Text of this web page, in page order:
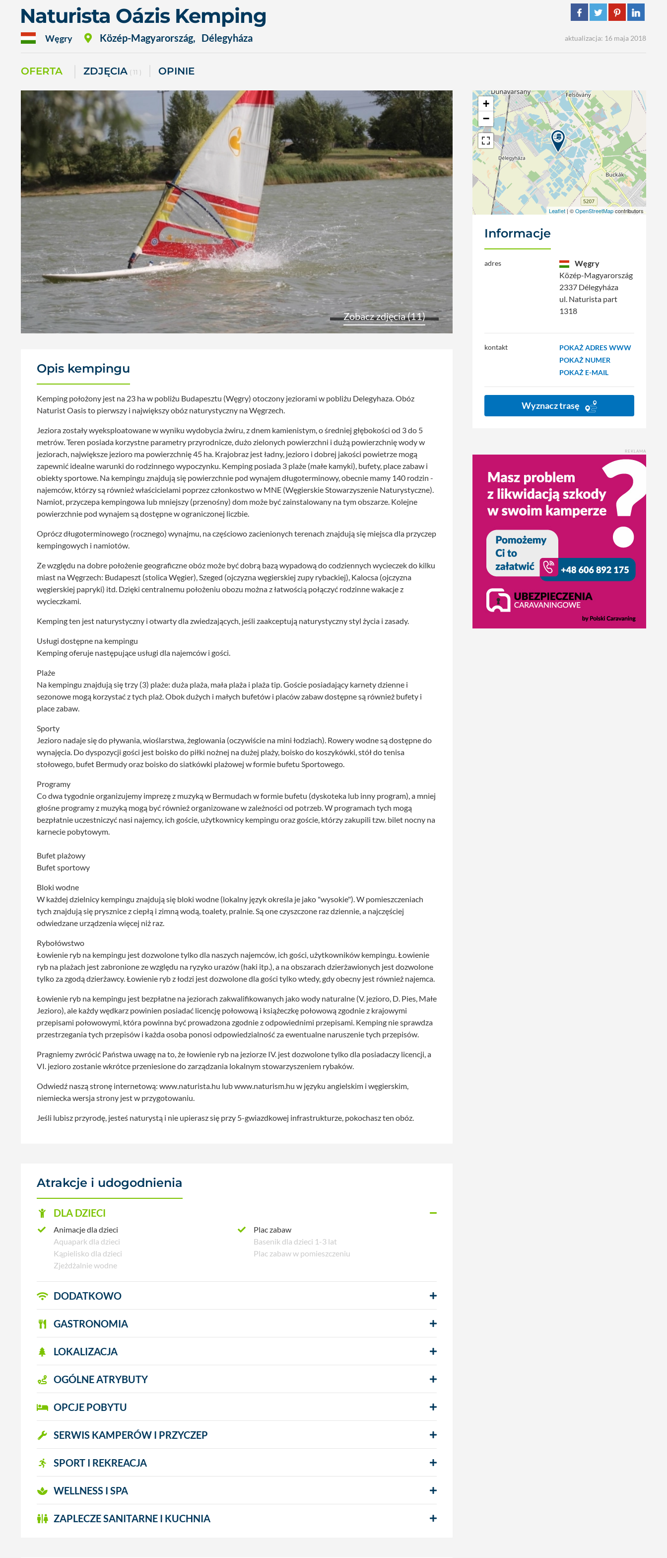
Naturista Oázis Kemping
Węgry Közép-Magyarország, Délegyháza aktualizacja: 16 maja 2018
OFERTA ZDJĘCIA ( 11 ) OPINIE
Zobacz zdjęcia (11)
Opis kempingu
Kemping położony jest na 23 ha w pobliżu Budapesztu (Węgry) otoczony jeziorami w pobliżu Delegyhaza. Obóz
Naturist Oasis to pierwszy i największy obóz naturystyczny na Węgrzech.
Jeziora zostały wyeksploatowane w wyniku wydobycia żwiru, z dnem kamienistym, o średniej głębokości od 3 do 5
metrów. Teren posiada korzystne parametry przyrodnicze, dużo zielonych powierzchni i dużą powierzchnię wody w
jeziorach, największe jezioro ma powierzchnię 45 ha. Krajobraz jest ładny, jezioro i dobrej jakości powietrze mogą
zapewnić idealne warunki do rodzinnego wypoczynku. Kemping posiada 3 plaże (małe kamyki), bufety, place zabaw i
obiekty sportowe. Na kempingu znajdują się powierzchnie pod wynajem długoterminowy, obecnie mamy 140 rodzin -
najemców, którzy są również właścicielami poprzez członkostwo w MNE (Węgierskie Stowarzyszenie Naturystyczne).
Namiot, przyczepa kempingowa lub mniejszy (przenośny) dom może być zainstalowany na tym obszarze. Kolejne
powierzchnie pod wynajem są dostępne w ograniczonej liczbie.
Oprócz długoterminowego (rocznego) wynajmu, na częściowo zacienionych terenach znajdują się miejsca dla przyczep
kempingowych i namiotów.
Ze względu na dobre położenie geograficzne obóz może być dobrą bazą wypadową do codziennych wycieczek do kilku
miast na Węgrzech: Budapeszt (stolica Węgier), Szeged (ojczyzna węgierskiej zupy rybackiej), Kalocsa (ojczyzna
węgierskiej papryki) itd. Dzięki centralnemu położeniu obozu można z łatwością połączyć rodzinne wakacje z
wycieczkami.
Kemping ten jest naturystyczny i otwarty dla zwiedzających, jeśli zaakceptują naturystyczny styl życia i zasady.
Usługi dostępne na kempingu
Kemping oferuje następujące usługi dla najemców i gości.
Plaże
Na kempingu znajdują się trzy (3) plaże: duża plaża, mała plaża i plaża tip. Goście posiadający karnety dzienne i
sezonowe mogą korzystać z tych plaż. Obok dużych i małych bufetów i placów zabaw dostępne są również bufety i
place zabaw.
Sporty
Jezioro nadaje się do pływania, wioślarstwa, żeglowania (oczywiście na mini łodziach). Rowery wodne są dostępne do
wynajęcia. Do dyspozycji gości jest boisko do piłki nożnej na dużej plaży, boisko do koszykówki, stół do tenisa
stołowego, bufet Bermudy oraz boisko do siatkówki plażowej w formie bufetu Sportowego.
Programy
Co dwa tygodnie organizujemy imprezę z muzyką w Bermudach w formie bufetu (dyskoteka lub inny program), a mniej
głośne programy z muzyką mogą być również organizowane w zależności od potrzeb. W programach tych mogą
bezpłatnie uczestniczyć nasi najemcy, ich goście, użytkownicy kempingu oraz goście, którzy zakupili tzw. bilet nocny na
karnecie pobytowym.
Bufet plażowy
Bufet sportowy
Bloki wodne
W każdej dzielnicy kempingu znajdują się bloki wodne (lokalny język określa je jako "wysokie"). W pomieszczeniach
tych znajdują się prysznice z ciepłą i zimną wodą, toalety, pralnie. Są one czyszczone raz dziennie, a najczęściej
odwiedzane urządzenia więcej niż raz.
Rybołówstwo
Łowienie ryb na kempingu jest dozwolone tylko dla naszych najemców, ich gości, użytkowników kempingu. Łowienie
ryb na plażach jest zabronione ze względu na ryzyko urazów (haki itp.), a na obszarach dzierżawionych jest dozwolone
tylko za zgodą dzierżawcy. Łowienie ryb z łodzi jest dozwolone dla gości tylko wtedy, gdy obecny jest również najemca.
Łowienie ryb na kempingu jest bezpłatne na jeziorach zakwalifikowanych jako wody naturalne (V. jezioro, D. Pies, Małe
Jezioro), ale każdy wędkarz powinien posiadać licencję połowową i książeczkę połowową zgodnie z krajowymi
przepisami połowowymi, która powinna być prowadzona zgodnie z odpowiednimi przepisami. Kemping nie sprawdza
przestrzegania tych przepisów i każda osoba ponosi odpowiedzialność za ewentualne naruszenie tych przepisów.
Pragniemy zwrócić Państwa uwagę na to, że łowienie ryb na jeziorze IV. jest dozwolone tylko dla posiadaczy licencji, a
VI. jezioro zostanie wkrótce przeniesione do zarządzania lokalnym stowarzyszeniem rybaków.
Odwiedź naszą stronę internetową: www.naturista.hu lub www.naturism.hu w języku angielskim i węgierskim,
niemiecka wersja strony jest w przygotowaniu.
Jeśli lubisz przyrodę, jesteś naturystą i nie upierasz się przy 5-gwiazdkowej infrastrukturze, pokochasz ten obóz.
Atrakcje i udogodnienia
DLA DZIECI
Animacje dla dzieci
Plac zabaw
Aquapark dla dzieci
Basenik dla dzieci 1-3 lat
Kąpielisko dla dzieci
Plac zabaw w pomieszczeniu
Zjeżdżalnie wodne
DODATKOWO
GASTRONOMIA
LOKALIZACJA
OGÓLNE ATRYBUTY
OPCJE POBYTU
SERWIS KAMPERÓW I PRZYCZEP
SPORT I REKREACJA
WELLNESS I SPA
ZAPLECZE SANITARNE I KUCHNIA
+
−
Leaflet | ©OpenStreetMapcontributors
Informacje
adres
Węgry
Közép-Magyarország
2337 Délegyháza
ul. Naturista part
1318
kontakt
POKAŻ ADRES WWW
POKAŻ NUMER
POKAŻ E-MAIL
Wyznacz trasę
REKLAMA